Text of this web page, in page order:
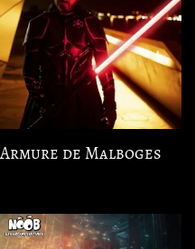
Armure de Malboges